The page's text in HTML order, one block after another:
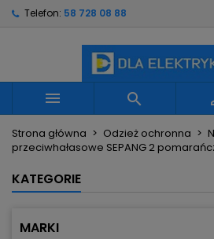
Telefon: 58 728 08 88
 
Strona główna Odzież ochronna
przeciwhałasowe SEPANG 2
KATEGORIE
MARKI
Utwórz nową listę
Nazwa listy życzeń
Anuluj
Musisz być zalogowany by
swojej liście życzeń.
Anuluj